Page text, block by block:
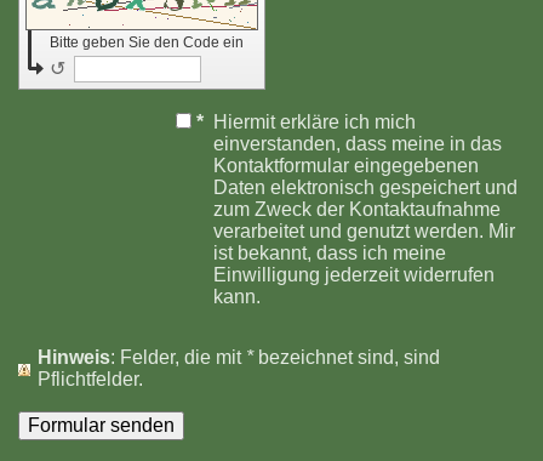
Bitte geben Sie den Code ein
↺
*
Hiermit erkläre ich mich
einverstanden, dass meine in das
Kontaktformular eingegebenen
Daten elektronisch gespeichert und
zum Zweck der Kontaktaufnahme
verarbeitet und genutzt werden. Mir
ist bekannt, dass ich meine
Einwilligung jederzeit widerrufen
kann.
Hinweis : Felder, die mit *bezeichnet sind, sind
Pflichtfelder.